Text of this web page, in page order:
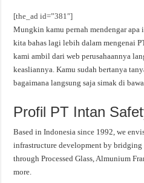
[the_ad id=”381″]
Mungkin kamu pernah mendengar apa
kita bahas lagi lebih dalam mengenai
kami ambil dari web perusahaannya
keasliannya. Kamu sudah bertanya
bagaimana langsung saja simak di
Profil PT Intan
Based in Indonesia since 1992, we
infrastructure development by
through Processed Glass, Almunium
more.